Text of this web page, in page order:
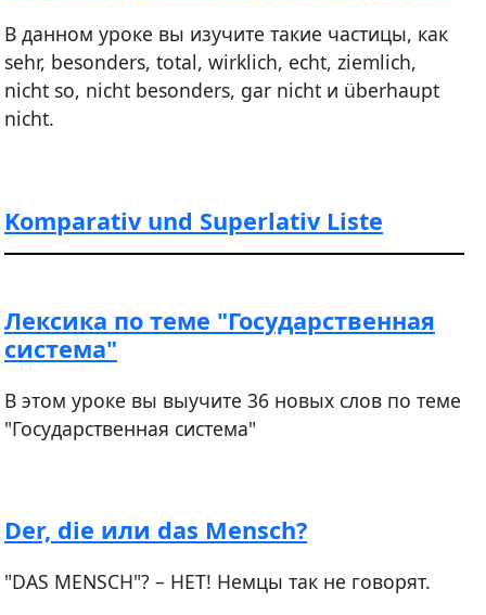
В данном уроке вы изучите такие частицы, как
sehr, besonders, total, wirklich, echt, ziemlich,
nicht so, nicht besonders, gar nicht и überhaupt
nicht.
Komparativ und Superlativ Liste
Лексика по теме "Государственная
система"
В этом уроке вы выучите 36 новых слов по теме
"Государственная система"
Der, die или das Mensch?
"DAS MENSCH"? – НЕТ! Немцы так не говорят.